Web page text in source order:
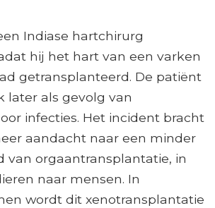
Indiase hartchirurg
hij het hart van een varken
getransplanteerd. De patiënt
later als gevolg van
infecties. Het incident bracht
aandacht naar een minder
van orgaantransplantatie, in
naar mensen. In
wordt dit xenotransplantatie